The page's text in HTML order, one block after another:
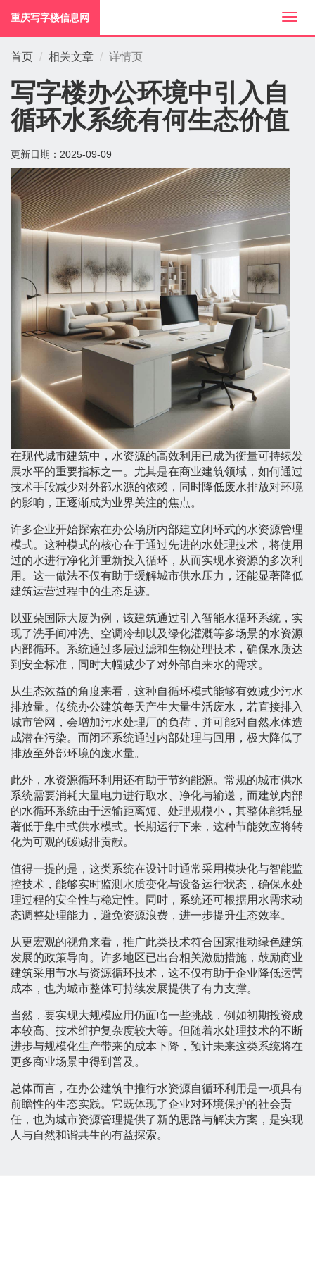
切
换
重庆写字楼信息网
首页 相关文章 详情页
写字楼办公环境中引入自
循环水系统有何生态价值
更新日期： 2025-09-09
在现代城市建筑中，水资源的高效利用已成为衡量可持续发
展水平的重要指标之一。尤其是在商业建筑领域，如何通过
技术手段减少对外部水源的依赖，同时降低废水排放对环境
的影响，正逐渐成为业界关注的焦点。
许多企业开始探索在办公场所内部建立闭环式的水资源管理
模式。这种模式的核心在于通过先进的水处理技术，将使用
过的水进行净化并重新投入循环，从而实现水资源的多次利
用。这一做法不仅有助于缓解城市供水压力，还能显著降低
建筑运营过程中的生态足迹。
以亚朵国际大厦为例，该建筑通过引入智能水循环系统，实
现了洗手间冲洗、空调冷却以及绿化灌溉等多场景的水资源
内部循环。系统通过多层过滤和生物处理技术，确保水质达
到安全标准，同时大幅减少了对外部自来水的需求。
从生态效益的角度来看，这种自循环模式能够有效减少污水
排放量。传统办公建筑每天产生大量生活废水，若直接排入
城市管网，会增加污水处理厂的负荷，并可能对自然水体造
成潜在污染。而闭环系统通过内部处理与回用，极大降低了
排放至外部环境的废水量。
此外，水资源循环利用还有助于节约能源。常规的城市供水
系统需要消耗大量电力进行取水、净化与输送，而建筑内部
的水循环系统由于运输距离短、处理规模小，其整体能耗显
著低于集中式供水模式。长期运行下来，这种节能效应将转
化为可观的碳减排贡献。
值得一提的是，这类系统在设计时通常采用模块化与智能监
控技术，能够实时监测水质变化与设备运行状态，确保水处
理过程的安全性与稳定性。同时，系统还可根据用水需求动
态调整处理能力，避免资源浪费，进一步提升生态效率。
从更宏观的视角来看，推广此类技术符合国家推动绿色建筑
发展的政策导向。许多地区已出台相关激励措施，鼓励商业
建筑采用节水与资源循环技术，这不仅有助于企业降低运营
成本，也为城市整体可持续发展提供了有力支撑。
当然，要实现大规模应用仍面临一些挑战，例如初期投资成
本较高、技术维护复杂度较大等。但随着水处理技术的不断
进步与规模化生产带来的成本下降，预计未来这类系统将在
更多商业场景中得到普及。
总体而言，在办公建筑中推行水资源自循环利用是一项具有
前瞻性的生态实践。它既体现了企业对环境保护的社会责
任，也为城市资源管理提供了新的思路与解决方案，是实现
人与自然和谐共生的有益探索。